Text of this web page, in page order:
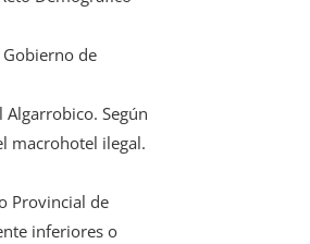
de
Según
macrohotel ilegal.
Provincial de
inferiores o